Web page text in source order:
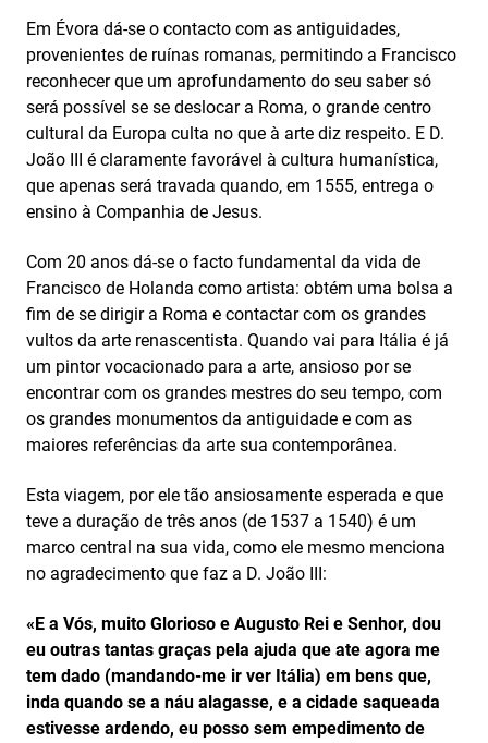
Em Évora dá-se o contacto com as antiguidades,
provenientes de ruínas romanas, permitindo a Francisco
reconhecer que um aprofundamento do seu saber só
será possível se se deslocar a Roma, o grande centro
cultural da Europa culta no que à arte diz respeito. E D.
João III é claramente favorável à cultura humanística,
que apenas será travada quando, em 1555, entrega o
ensino à Companhia de Jesus.
Com 20 anos dá-se o facto fundamental da vida de
Francisco de Holanda como artista: obtém uma bolsa a
fim de se dirigir a Roma e contactar com os grandes
vultos da arte renascentista. Quando vai para Itália é já
um pintor vocacionado para a arte, ansioso por se
encontrar com os grandes mestres do seu tempo, com
os grandes monumentos da antiguidade e com as
maiores referências da arte sua contemporânea.
Esta viagem, por ele tão ansiosamente esperada e que
teve a duração de três anos (de 1537 a 1540) é um
marco central na sua vida, como ele mesmo menciona
no agradecimento que faz a D. João III:
«E a Vós, muito Glorioso e Augusto Rei e Senhor, dou
eu outras tantas graças pela ajuda que ate agora me
tem dado (mandando-me ir ver Itália) em bens que,
inda quando se a náu alagasse, e a cidade saqueada
estivesse ardendo, eu posso sem empedimento de